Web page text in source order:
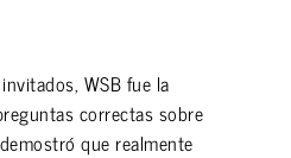
WSB fue la
correctas sobre
que realmente